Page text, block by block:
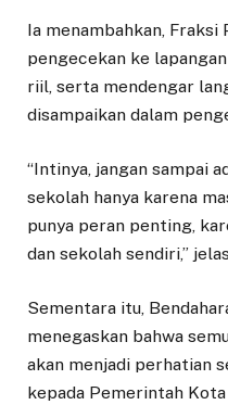
Ia menambahkan, Fraksi
pengecekan ke
riil, serta mendengar
disampaikan dalam
“Intinya, jangan sampai
sekolah hanya karena
punya peran penting,
dan sekolah sendiri,”
Sementara itu,
menegaskan bahwa
akan menjadi perhatian
kepada Pemerintah